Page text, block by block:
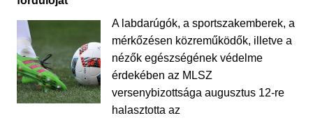
A labdarúgók, a sportszakemberek, a
mérkőzésen közreműködők, illetve a
nézők egészségének védelme
érdekében az MLSZ
versenybizottsága augusztus 12-re
halasztotta az